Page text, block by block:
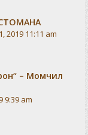
2019 11:11 am
– Момчил
9:39 am